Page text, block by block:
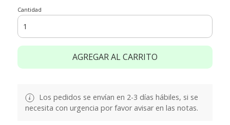
Cantidad
AGREGAR AL CARRITO
Los pedidos se envían en 2-3 días hábiles, si se
necesita con urgencia por favor avisar en las notas.